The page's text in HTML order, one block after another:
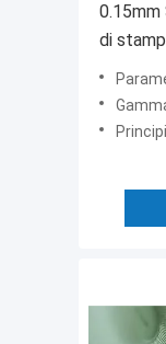
0.15mm
di
luminose